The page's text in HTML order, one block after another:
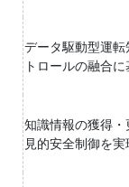
データ駆動型運
トロールの融合
知識情報の獲得
見的安全制御を